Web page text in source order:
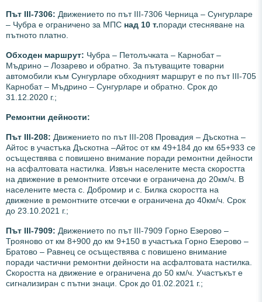
Път III-7306: Движението по път ІІІ-7306 Черница – Сунгурларе
– Чубра е ограничено за МПС над 10 т.поради стесняване на
пътното платно.
Обходен маршрут: Чубра – Петолъчката – Карнобат –
Мъдрино – Лозарево и обратно. За пътуващите товарни
автомобили към Сунгурларе обходният маршрут е по път III-705
Карнобат – Мъдрино – Сунгурларе и обратно. Срок до
31.12.2020 г.;
Ремонтни дейности:
Път III-208: Движението по път ІІІ-208 Провадия – Дъскотна –
Айтос в участъка Дъскотна –Айтос от км 49+184 до км 65+933 се
осъществява с повишено внимание поради ремонтни дейности
на асфалтовата настилка. Извън населените места скоростта
на движение в ремонтните отсечки е ограничена до 20км/ч. В
населените места с. Добромир и с. Билка скоростта на
движение в ремонтните отсечки е ограничена до 40км/ч. Срок
до 23.10.2021 г.;
Път ІІІ-7909: Движението по път III-7909 Горно Езерово –
Трояново от км 8+900 до км 9+150 в участъка Горно Езерово –
Братово – Равнец се осъществява с повишено внимание
поради частични ремонтни дейности на асфалтовата настилка.
Скоростта на движение е ограничена до 50 км/ч. Участъкът е
сигнализиран с пътни знаци. Срок до 01.02.2021 г.;